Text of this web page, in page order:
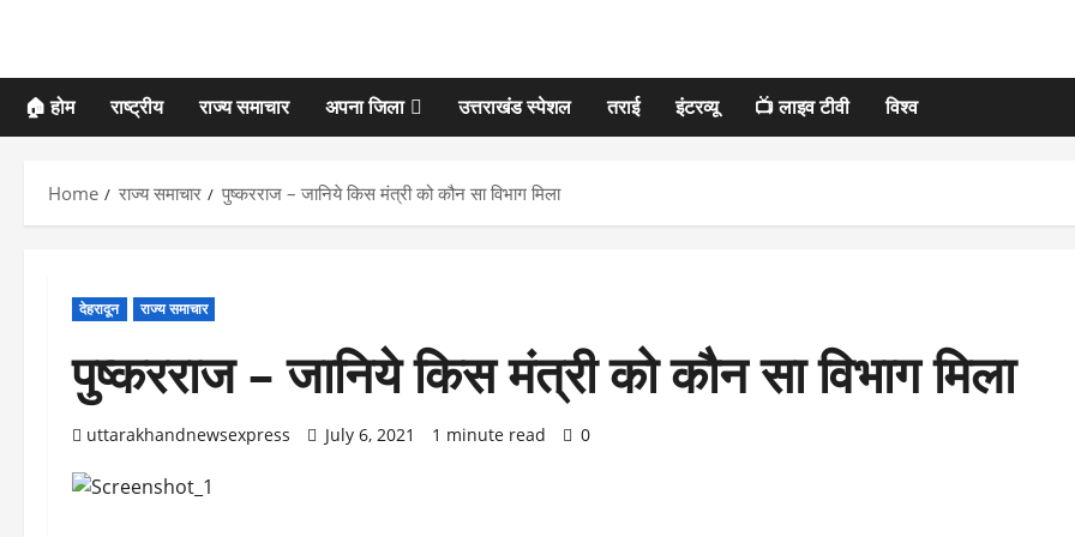
🏠 होम राष्ट्रीय राज्य समाचार अपना जिला उत्तराखंड स्पेशल तराई इंटरव्यू 📺 लाइव टीवी विश्व
Home राज्य समाचार पुष्करराज – जानिये किस मंत्री को कौन सा विभाग मिला
देहरादून राज्य समाचार
पुष्करराज – जानिये किस मंत्री को कौन सा विभाग मिला
uttarakhandnewsexpress July 6, 2021 1 minute read 0